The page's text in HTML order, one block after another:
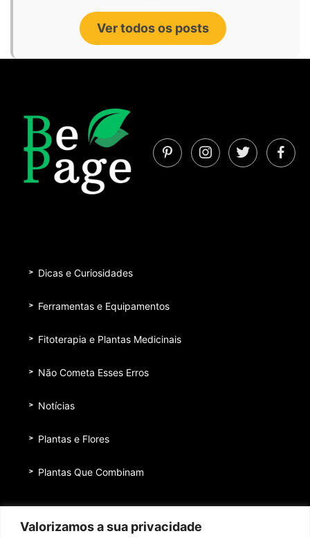
Valorizamos a sua privacidade
Ver todos os posts
Dicas e Curiosidades
Ferramentas e Equipamentos
Fitoterapia e Plantas Medicinais
Não Cometa Esses Erros
Notícias
Plantas e Flores
Plantas Que Combinam